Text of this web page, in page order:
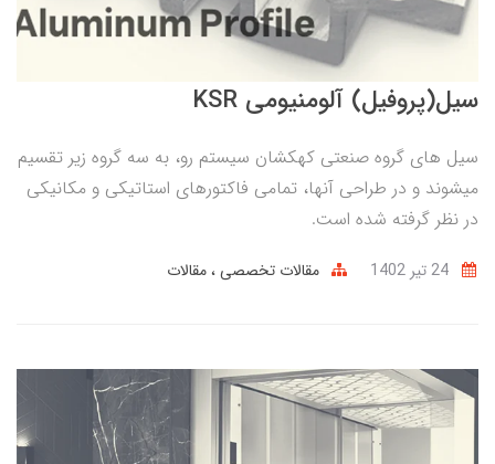
سیل(پروفیل) آلومنیومی KSR
سیل های گروه صنعتی کهکشان سیستم رو، به سه گروه زیر تقسیم
میشوند و در طراحی آنها، تمامی فاکتورهای استاتیکی و مکانیکی
در نظر گرفته شده است.
مقالات تخصصی مقالات